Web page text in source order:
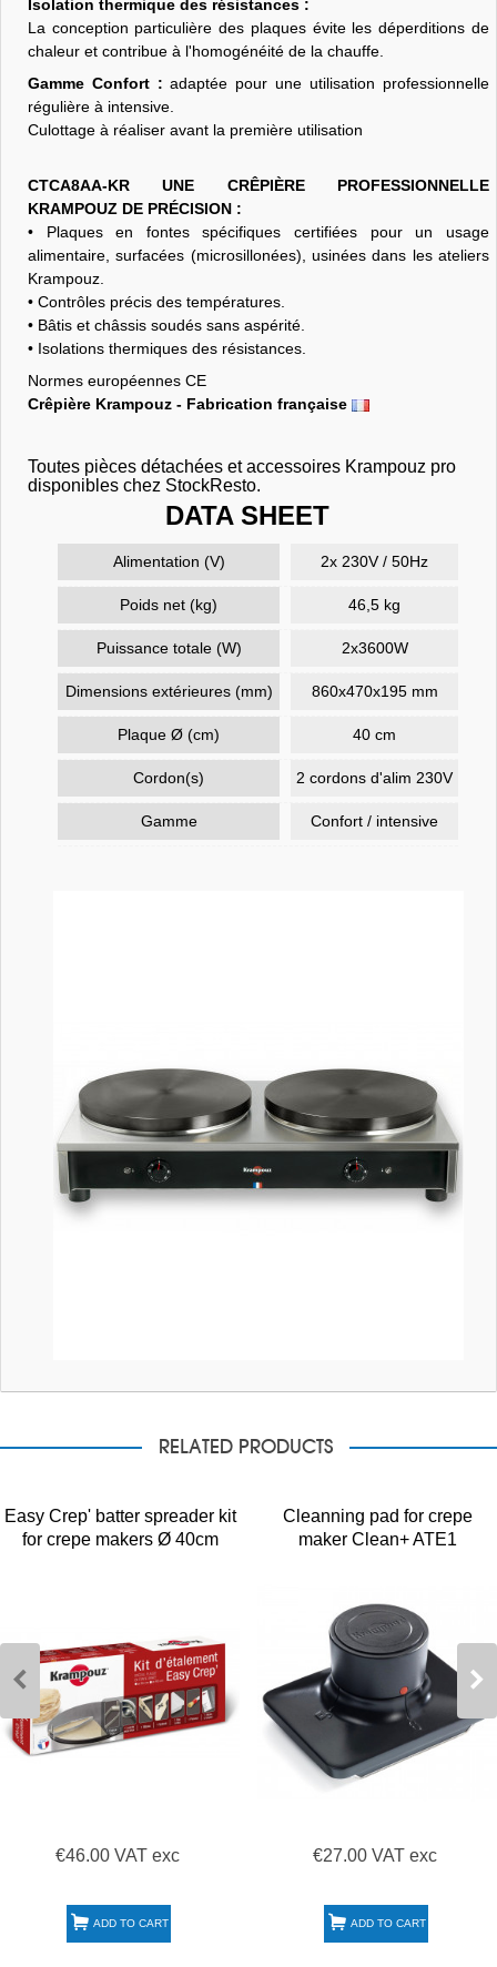
Isolation thermique des résistances :
La conception particulière des plaques évite les déperditions de
chaleur et contribue à l'homogénéité de la chauffe.
Gamme Confort : adaptée pour une utilisation professionnelle
régulière à intensive.
Culottage à réaliser avant la première utilisation
CTCA8AA-KR UNE CRÊPIÈRE PROFESSIONNELLE
KRAMPOUZ DE PRÉCISION :
• Plaques en fontes spécifiques certifiées pour un usage
alimentaire, surfacées (microsillonées), usinées dans les ateliers
Krampouz.
• Contrôles précis des températures.
• Bâtis et châssis soudés sans aspérité.
• Isolations thermiques des résistances.
Normes européennes CE
Crêpière Krampouz - Fabrication française
Toutes pièces détachées et accessoires Krampouz pro
disponibles chez StockResto.
DATA SHEET
Alimentation (V) 2x 230V / 50Hz
Poids net (kg) 46,5 kg
Puissance totale (W) 2x3600W
Dimensions extérieures (mm) 860x470x195 mm
Plaque Ø (cm) 40 cm
Cordon(s) 2 cordons d'alim 230V
Gamme Confort / intensive
RELATED PRODUCTS
Easy Crep' batter spreader kit
for crepe makers Ø 40cm
€46.00 VAT exc
ADD TO CART
Cleanning pad for crepe
maker Clean+ ATE1
€27.00 VAT exc
ADD TO CART